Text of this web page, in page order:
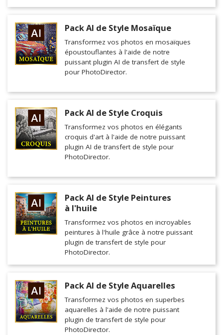
Pack AI de Style Mosaïque
Transformez vos photos en mosaïques
époustouflantes à l'aide de notre
puissant plugin AI de transfert de style
pour PhotoDirector.
Pack AI de Style Croquis
Transformez vos photos en élégants
croquis d'art à l'aide de notre puissant
plugin AI de transfert de style pour
PhotoDirector.
Pack AI de Style Peintures
à l'huile
Transformez vos photos en incroyables
peintures à l'huile grâce à notre puissant
plugin de transfert de style pour
PhotoDirector.
Pack AI de Style Aquarelles
Transformez vos photos en superbes
aquarelles à l'aide de notre puissant
plugin de transfert de style pour
PhotoDirector.